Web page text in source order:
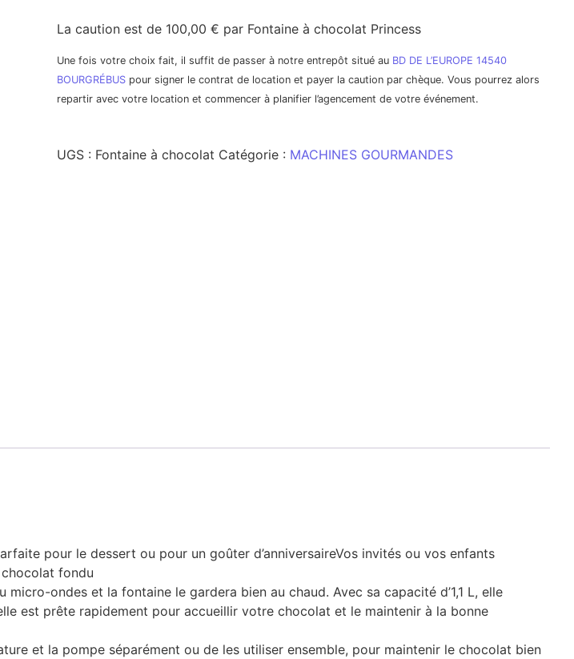
La caution est de 100,00 € par Fontaine à chocolat Princess
Une fois votre choix fait, il suffit de passer à notre entrepôt situé au BD DE L’EUROPE 14540
BOURGRÉBUSpour signer le contrat de location et payer la caution par chèque. Vous pourrez alors
repartir avec votre location et commencer à planifier l’agencement de votre événement.
UGS : Fontaine à chocolat Catégorie : MACHINES GOURMANDES
pour le dessert ou pour un goûter d’anniversaireVos invités ou vos enfants
fondu
ondes et la fontaine le gardera bien au chaud. Avec sa capacité d’1,1 L, elle
est prête rapidement pour accueillir votre chocolat et le maintenir à la bonne
et la pompe séparément ou de les utiliser ensemble, pour maintenir le chocolat bien